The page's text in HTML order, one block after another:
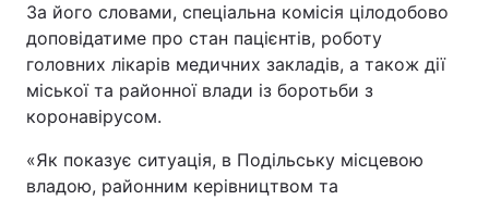
За його словами, спеціальна комісія цілодобово
доповідатиме про стан пацієнтів, роботу
головних лікарів медичних закладів, а також дії
міської та районної влади із боротьби з
коронавірусом.
«Як показує ситуація, в Подільську місцевою
владою, районним керівництвом та